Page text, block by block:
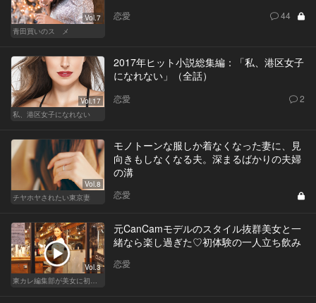
Vol.7
青田買いのスゝメ
恋愛 44
Vol.17
私、港区女子になれない
2017年ヒット小説総集編：「私、港区女子
になれない」（全話）
恋愛 2
Vol.8
チヤホヤされたい東京妻
モノトーンな服しか着なくなった妻に、見
向きもしなくなる夫。深まるばかりの夫婦
の溝
恋愛
Vol.3
元CanCamモデルのスタイル抜群美女と一
緒なら楽し過ぎた♡初体験の一人立ち飲み
恋愛